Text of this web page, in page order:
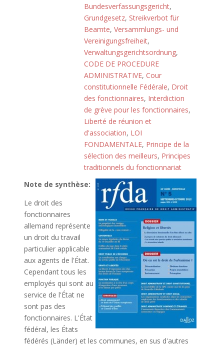
Bundesverfassungsgericht,
Grundgesetz, Streikverbot für
Beamte, Versammlungs- und
Vereinigungsfreiheit,
Verwaltungsgerichtsordnung,
CODE DE PROCEDURE
ADMINISTRATIVE, Cour
constitutionnelle Fédérale, Droit
des fonctionnaires, Interdiction
de grève pour les fonctionnaires,
Liberté de réunion et
d'association, LOI
FONDAMENTALE, Principe de la
sélection des meilleurs, Principes
traditionnels du fonctionnariat
Note de synthèse:
Le droit des
fonctionnaires
allemand représente
un droit du travail
particulier applicable
aux agents de l'État.
Cependant tous les
employés qui sont au
service de l'État ne
sont pas des
fonctionnaires. L'État
fédéral, les États
fédérés (Länder) et les communes, en sus d'autres